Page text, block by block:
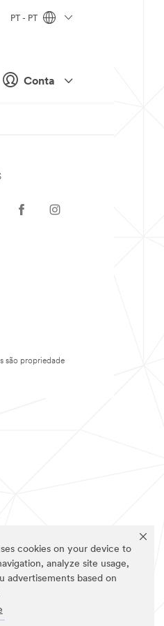
cookies on your device to
analyze site usage,
advertisements based on
Conta
PT - PT
são propriedade